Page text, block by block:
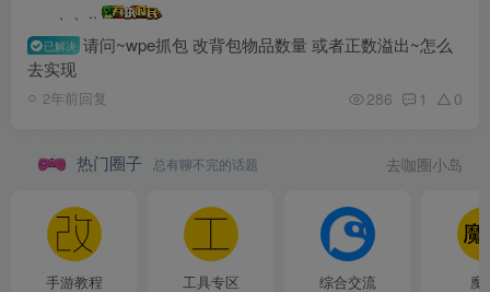
、、..
已解决 请问~wpe抓包 改背包物品数量 或者正数溢出~怎么
去实现
2年前回复 286 1 0
热门圈子 总有聊不完的话题 去咖圈小岛
手游教程 工具专区 综合交流 魔